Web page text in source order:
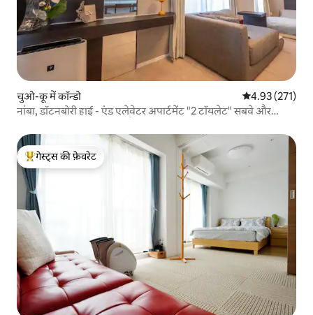
चुओ-कू में कॉन्डो औसत रेटिंग 5 में से
4.93 (271)
नांबा, डॉटनबोरी हाई - एंड एलेवेटर अपार्टमेंट "2 टॉयलेट" सबवे और
मिनट,
गेस्ट्स का टॉप फ़ेवरेट
गेस्ट्स की फ़ेवरेट